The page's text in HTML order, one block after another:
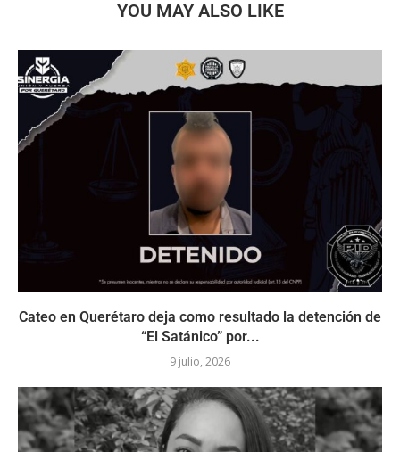
YOU MAY ALSO LIKE
Cateo en Querétaro deja como resultado la detención de
“El Satánico” por...
9 julio, 2026